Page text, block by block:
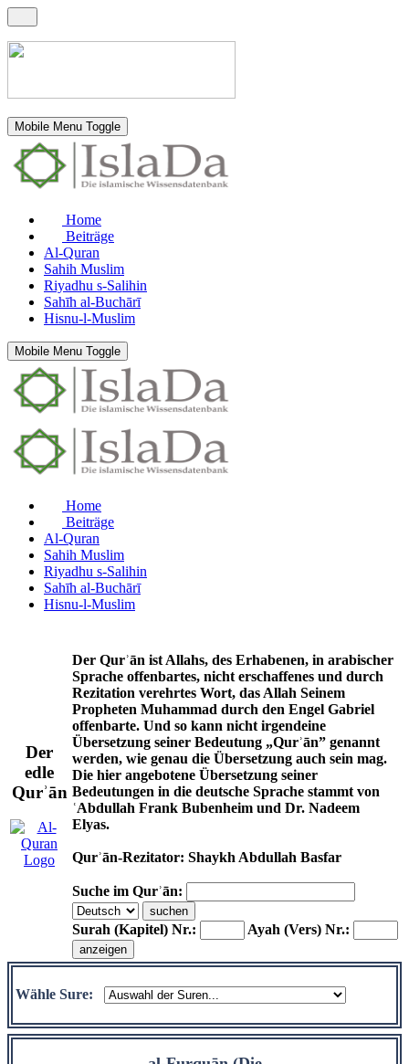
Mobile Menu Toggle
Home
Beiträge
Al-Quran
Sahih Muslim
Riyadhu s-Salihin
Sahīh al-Buchārī
Hisnu-l-Muslim
Mobile Menu Toggle
Home
Beiträge
Al-Quran
Sahih Muslim
Riyadhu s-Salihin
Sahīh al-Buchārī
Hisnu-l-Muslim
Der
edle
Qurʾān
Der Qurʾān ist Allahs, des Erhabenen, in arabischer
Sprache offenbartes, nicht erschaffenes und durch
Rezitation verehrtes Wort, das Allah Seinem
Propheten Muhammad durch den Engel Gabriel
offenbarte. Und so kann nicht irgendeine
Übersetzung seiner Bedeutung „Qurʾān” genannt
werden, wie genau die Übersetzung auch sein mag.
Die hier angebotene Übersetzung seiner
Bedeutungen in die deutsche Sprache stammt von
ʿAbdullah Frank Bubenheim und Dr. Nadeem
Elyas.
Qurʾān-Rezitator: Shaykh Abdullah Basfar
Suche im Qurʾān:
Surah (Kapitel) Nr.: Ayah (Vers) Nr.:
Wähle Sure: